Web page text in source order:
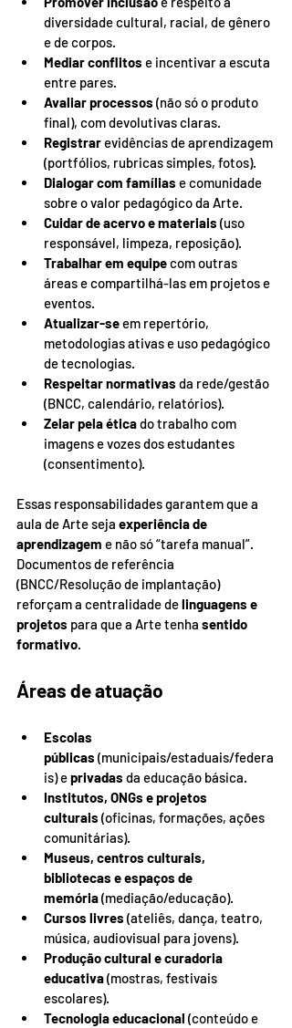
diversidade cultural, racial, de gênero
e de corpos.
Mediar conflitos e incentivar a escuta
entre pares.
Avaliar processos (não só o produto
final), com devolutivas claras.
Registrar evidências de aprendizagem
(portfólios, rubricas simples, fotos).
Dialogar com famílias e comunidade
sobre o valor pedagógico da Arte.
Cuidar de acervo e materiais (uso
responsável, limpeza, reposição).
Trabalhar em equipe com outras
áreas e compartilhá-las em projetos e
eventos.
Atualizar-se em repertório,
metodologias ativas e uso pedagógico
de tecnologias.
Respeitar normativas da rede/gestão
(BNCC, calendário, relatórios).
Zelar pela ética do trabalho com
imagens e vozes dos estudantes
(consentimento).
Essas responsabilidades garantem que a
aula de Arte seja experiência de
aprendizagem e não só “tarefa manual”.
Documentos de referência
(BNCC/Resolução de implantação)
reforçam a centralidade de linguagens e
projetos para que a Arte tenha sentido
formativo.
Áreas de atuação
Escolas
públicas (municipais/estaduais/federa
is) e privadas da educação básica.
Institutos, ONGs e projetos
culturais (oficinas, formações, ações
comunitárias).
Museus, centros culturais,
bibliotecas e espaços de
memória (mediação/educação).
Cursos livres (ateliês, dança, teatro,
música, audiovisual para jovens).
Produção cultural e curadoria
educativa (mostras, festivais
escolares).
Tecnologia educacional (conteúdo e